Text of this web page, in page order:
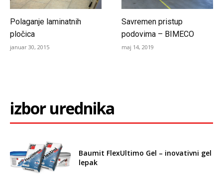
Polaganje laminatnih
pločica
januar 30, 2015
Savremen pristup
podovima – BIMECO
maj 14, 2019
izbor urednika
Baumit FlexUltimo Gel – inovativni gel
lepak